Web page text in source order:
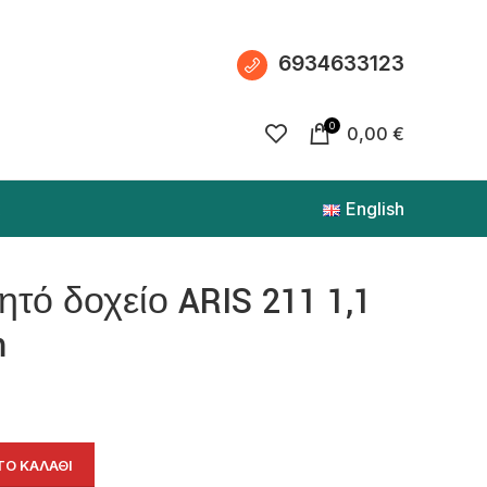
6934633123
0 0,00 €
English
δοχείο ARIS 211 1,1
ΚΑΛΆΘΙ